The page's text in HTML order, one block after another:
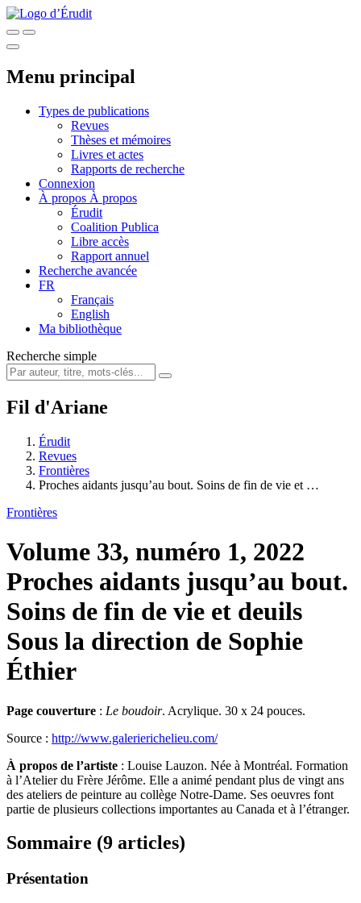
Menu principal
Types de publications
Revues
Thèses et mémoires
Livres et actes
Rapports de recherche
Connexion
À propos À propos
Érudit
Coalition Publica
Libre accès
Rapport annuel
Recherche avancée
FR
Français
English
Ma bibliothèque
Recherche simple
Fil d'Ariane
Érudit
Revues
Frontières
Proches aidants jusqu’au bout. Soins de fin de vie et …
Frontières
Volume 33, numéro 1, 2022
Proches aidants jusqu’au bout.
Soins de fin de vie et deuils
Sous la direction de Sophie
Éthier
Page couverture : Le boudoir. Acrylique. 30 x 24 pouces.
Source : http://www.galerierichelieu.com/
À propos de l’artiste : Louise Lauzon. Née à Montréal. Formation
à l’Atelier du Frère Jérôme. Elle a animé pendant plus de vingt ans
des ateliers de peinture au collège Notre-Dame. Ses oeuvres font
partie de plusieurs collections importantes au Canada et à l’étranger.
Sommaire (9 articles)
Présentation